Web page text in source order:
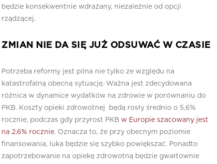
będzie konsekwentnie wdrażany, niezależnie od opcji
rządzącej.
Z MIAN NIE DA SIĘ JUŻ ODSUWAĆ W CZASIE
Potrzeba reformy jest pilna nie tylko ze względu na
katastrofalną obecną sytuację. Ważna jest zdecydowana
różnica w dynamice wydatków na zdrowie w porównaniu do
PKB. Koszty opieki zdrowotnej będą rosły średnio o 5,6%
rocznie, podczas gdy przyrost PKB w Europie szacowany jest
na 2,6% rocznie. Oznacza to, że przy obecnym poziomie
finansowania, luka będzie się szybko powiększać. Ponadto
zapotrzebowanie na opiekę zdrowotną będzie gwałtownie